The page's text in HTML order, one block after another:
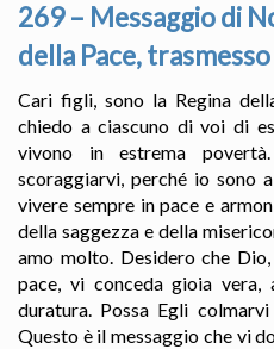
269 – Messaggio di
della Pace,
Cari figli, sono la Regina
chiedo a ciascuno di voi di
vivono in estrema
scoraggiarvi, perché io sono
vivere sempre in pace e
della saggezza e della
amo molto. Desidero che
pace, vi conceda gioia
duratura. Possa Egli
Questo è il messaggio che vi